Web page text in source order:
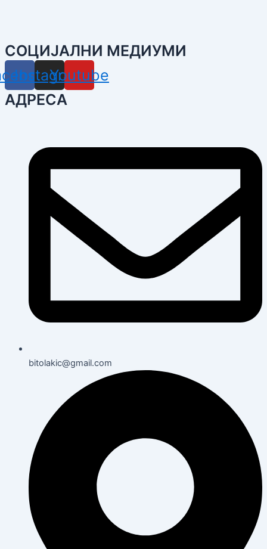
СОЦИЈАЛНИ МЕДИУМИ
Instagram
Youtube
АДРЕСА
bitolakic@gmail.com